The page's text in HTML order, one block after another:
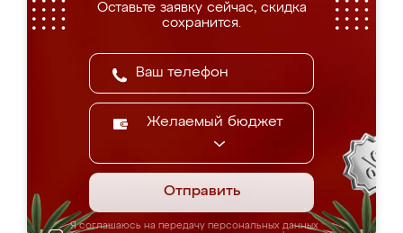
Оставьте заявку сейчас, скидка
сохранится.
Желаемый бюджет
Отправить
Я соглашаюсь на передачу персональных данных